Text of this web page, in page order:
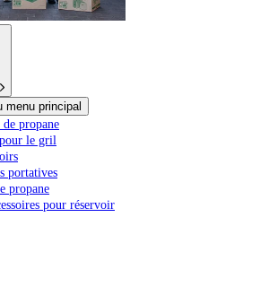
menu principal
de propane
le gril
portatives
propane
pour réservoir